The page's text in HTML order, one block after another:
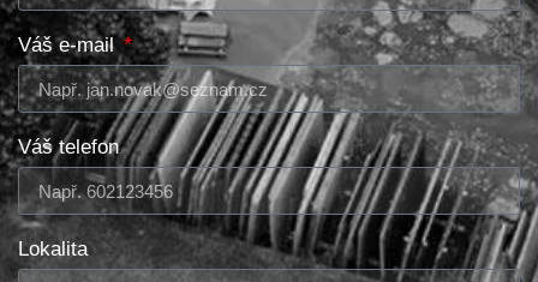
Váš e-mail
Váš telefon
Lokalita